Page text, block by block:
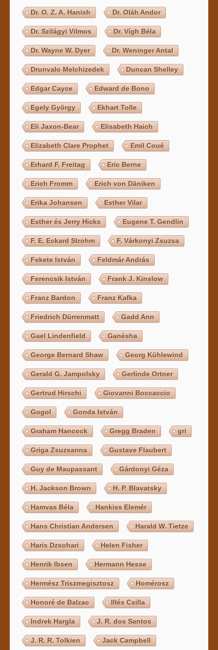
Dr. O. Z. A. Hanish Dr. Oláh Andor
Dr. Szilágyi Vilmos Dr. Vígh Béla
Dr. Wayne W. Dyer Dr. Weninger Antal
Drunvalo Melchizedek Duncan Shelley
Edgar Cayce Edward de Bono
Egely György Ekhart Tolle
Eli Jaxon-Bear Elisabeth Haich
Elizabeth Clare Prophet Emil Coué
Erhard F. Freitag Eric Berne
Erich Fromm Erich von Däniken
Erika Johansen Esther Vilar
Esther és Jerry Hicks Eugene T. Gendlin
F. E. Eckard Strohm F. Várkonyi Zsuzsa
Fekete István Feldmár András
Ferencsik István Frank J. Kinslow
Franz Bardon Franz Kafka
Friedrich Dürrenmatt Gadd Ann
Gael Lindenfield Ganésha
George Bernard Shaw Georg Kühlewind
Gerald G. Jampolsky Gerlinde Ortner
Gertrud Hirschi Giovanni Boccaccio
Gogol Gonda István
Graham Hancock Gregg Braden gri
Griga Zsuzsanna Gustave Flaubert
Guy de Maupassant Gárdonyi Géza
H. Jackson Brown H. P. Blavatsky
Hamvas Béla Hankiss Elemér
Hans Christian Andersen Harald W. Tietze
Haris Dzsohari Helen Fisher
Henrik Ibsen Hermann Hesse
Hermész Triszmegisztosz Homérosz
Honoré de Balzac Illés Csilla
Indrek Hargla J. R. dos Santos
J. R. R. Tolkien Jack Campbell